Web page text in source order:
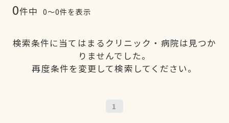
0件中 0〜0件を表示
検索条件に当てはまるクリニック・病院は見つか
りませんでした。
再度条件を変更して検索してください。
1